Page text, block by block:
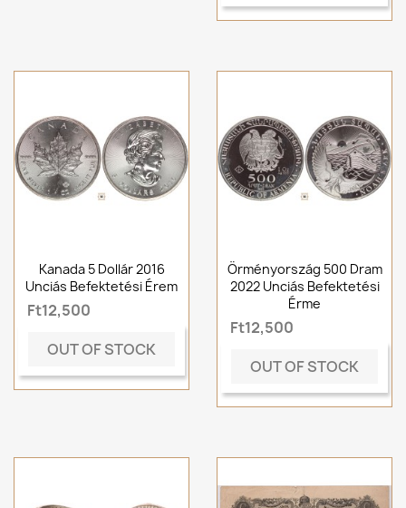
Kanada 5 Dollár 2016
Unciás Befektetési Érem
Ft12,500
OUT OF STOCK
Örményország 500 Dram
2022 Unciás Befektetési
Érme
Ft12,500
OUT OF STOCK